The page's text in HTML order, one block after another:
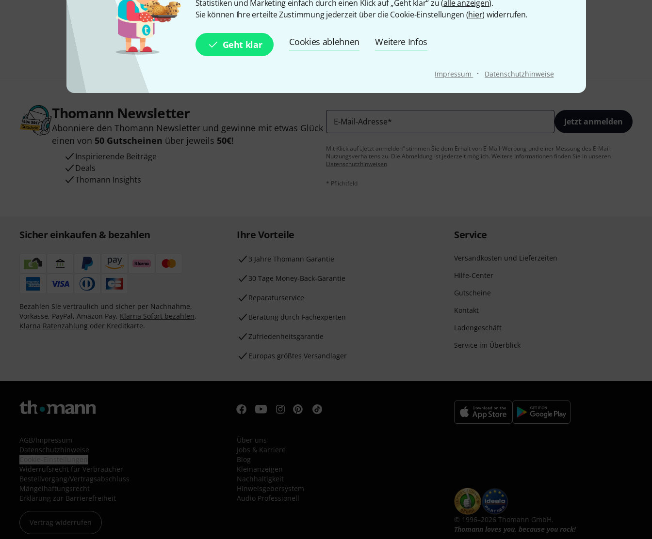
Statistiken und Marketing einfach durch einen Klick auf „Geht klar“ zu (alle anzeigen).
Sie können Ihre erteilte Zustimmung jederzeit über die Cookie-Einstellungen (hier) widerrufen.
Geht klar Cookies ablehnen Weitere Infos
Impressum · Datenschutzhinweise
Gefällt Ihnen, was Sie sehen?
Teilen Hilfe & Feedback
Thomann Newsletter
Abonniere den Thomann Newsletter und gewinne mit etwas Glück
einen von 50 Gutscheinen über jeweils 50€!
Inspirierende Beiträge
Deals
Thomann Insights
E-Mail-Adresse* Jetzt anmelden
Mit Klick auf „Jetzt anmelden“ stimmen Sie dem Erhalt von E-Mail-Werbung und einer Messung des E-Mail-
Nutzungsverhaltens zu. Die Abmeldung ist jederzeit möglich. Weitere Informationen finden Sie in unseren
Datenschutzhinweisen.
* Pflichtfeld
Sicher einkaufen & bezahlen
Bezahlen Sie vertraulich und sicher per Nachnahme,
Vorkasse, PayPal, Amazon Pay, Klarna Sofort bezahlen,
Klarna Ratenzahlung oder Kreditkarte.
Ihre Vorteile
3 Jahre Thomann Garantie
30 Tage Money-Back-Garantie
Reparaturservice
Beratung durch Fachexperten
Zufriedenheitsgarantie
Europas größtes Versandlager
Service
Versandkosten und Lieferzeiten
Hilfe-Center
Gutscheine
Kontakt
Ladengeschäft
Service im Überblick
AGB/Impressum
Datenschutzhinweise
Widerrufsrecht für Verbraucher
Bestellvorgang/Vertragsabschluss
Mängelhaftungsrecht
Erklärung zur Barrierefreiheit
Vertrag widerrufen
Über uns
Jobs & Karriere
Blog
Kleinanzeigen
Nachhaltigkeit
Hinweisgebersystem
Audio Professionell
© 1996–2026 Thomann GmbH.
Thomann loves you, because you rock!